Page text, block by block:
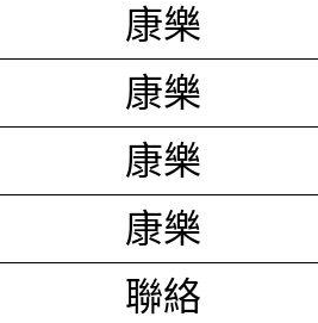
康樂
康樂
康樂
康樂
聯絡